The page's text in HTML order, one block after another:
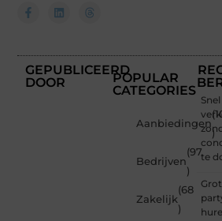
GEPUBLICEERD
DOOR
POPULAR
CATEGORIES
Aanbiedingen
)
Bedrijven
(97
)
Zakelijk
(68
)
Snel
te